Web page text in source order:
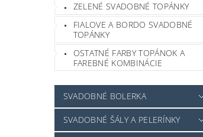
ZELENÉ SVADOBNÉ TOPÁNKY
FIALOVE A BORDO SVADOBNÉ
TOPÁNKY
OSTATNÉ FARBY TOPÁNOK A
FAREBNÉ KOMBINÁCIE
SVADOBNÉ BOLERKA
SVADOBNÉ ŠÁLY A PELERÍNKY